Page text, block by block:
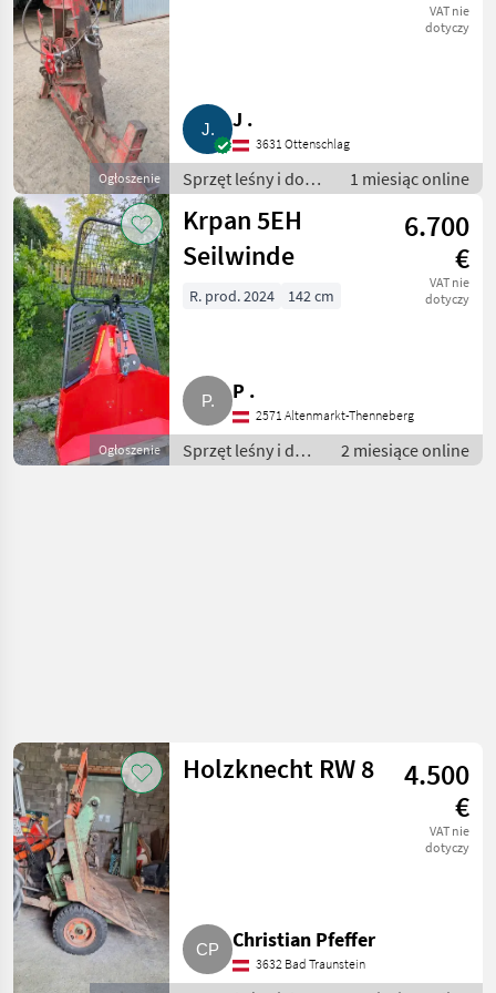
Ogłoszenie
VAT nie
dotyczy
J .
3631 Ottenschlag
Sprzęt leśny i do
obróbki drewna /
Wciągarki linowe
1 miesiąc online
Ogłoszenie
Krpan 5EH
Seilwinde
6.700
€
VAT nie
dotyczy
R. prod. 2024 142 cm
P .
2571 Altenmarkt-Thenneberg
Sprzęt leśny i do
obróbki drewna /
2 miesiące online
Holzknecht RW 8
4.500
€
VAT nie
dotyczy
Christian Pfeffer
3632 Bad Traunstein